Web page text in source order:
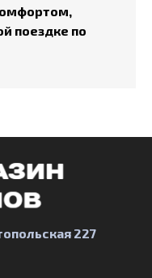
поездке по
227